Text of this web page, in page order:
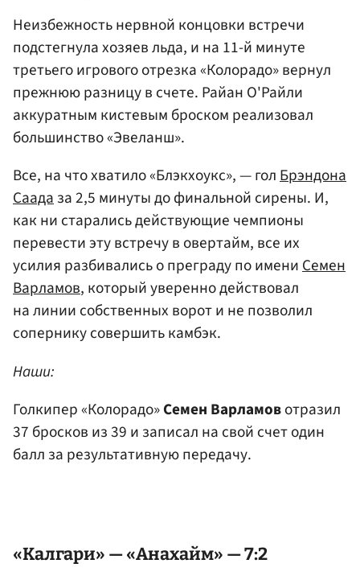
Неизбежность нервной концовки встречи
подстегнула хозяев льда, и на 11-й минуте
третьего игрового отрезка «Колорадо» вернул
прежнюю разницу в счете. Райан О'Райли
аккуратным кистевым броском реализовал
большинство «Эвеланш».
Все, на что хватило «Блэкхоукс», — голБрэндона
Саадаза 2,5 минуты до финальной сирены. И,
как ни старались действующие чемпионы
перевести эту встречу в овертайм, все их
усилия разбивались о преграду по имениСемен
Варламов, который уверенно действовал
на линии собственных ворот и не позволил
сопернику совершить камбэк.
Наши:
Голкипер «Колорадо»Семен Варламовотразил
37 бросков из 39 и записал на свой счет один
балл за результативную передачу.
«Калгари» — «Анахайм» — 7:2